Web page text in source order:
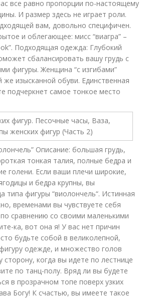
все равно пропорции по-настоящему
И размер здесь не играет роли.
вам, довольно специфичен.
и облегающее: мисс “виагра” –
Подходящая одежда: Глубокий
сбалансировать вашу грудь с
фигуры. Женщина “с изгибами”
же изысканной обуви. Единственная
подчеркнет самое тонкое место
Описание: большая грудь,
тонкая талия, полные бедра и
голени. Если ваши плечи широкие,
и бедра крупны, вы
типа фигуры “виолончель“. Истинная
временами вы чувствуете себя
сравнению со своими маленькими
ка, вот она я! У вас нет причин
будьте собой в великолепной,
одежде, и множество голов
сторону, когда вы идете по лестнице
по танц-полу. Вряд ли вы будете
в прозрачном топе поверх узких
Богу! К счастью, вы имеете такое